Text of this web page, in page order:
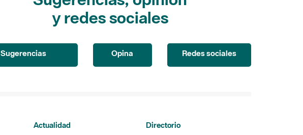
y redes sociales
Sugerencias Opina Redes sociales
Actualidad Directorio